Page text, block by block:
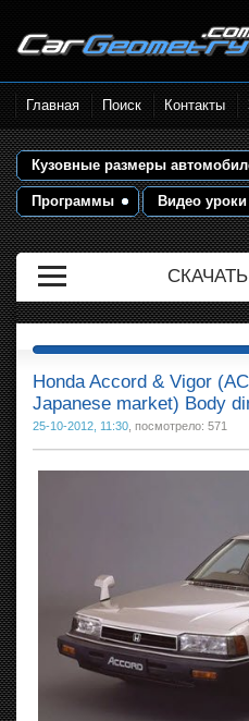
Размеры кузова автомобилей.
Контрольные точки и кузовные
размеры. Геометрия кузова
Главная Поиск Контакты
Кузовные размеры
Программы Видео уроки
Honda Accord & Vigor
Japanese market) Body
25-10-2012, 11:30 , посмотрело: 571